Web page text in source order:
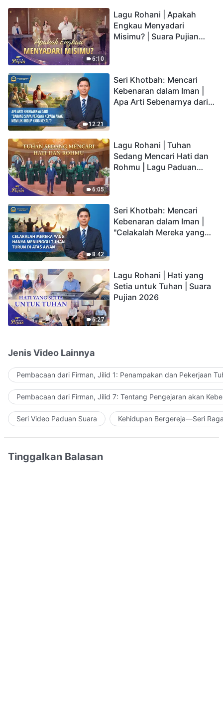
6:10
Lagu Rohani | Apakah
Engkau Menyadari
Misimu? | Suara Pujian
12:21
Seri Khotbah: Mencari
Kebenaran dalam Iman |
Apa Arti Sebenarnya dari
6:05
Lagu Rohani | Tuhan
Sedang Mencari Hati dan
Rohmu | Lagu Paduan
8:42
Seri Khotbah: Mencari
Kebenaran dalam Iman |
"Celakalah Mereka yang
6:27
Lagu Rohani | Hati yang
Setia untuk Tuhan | Suara
Pujian 2026
Jenis Video Lainnya
Pembacaan dari Firman, Jilid 1: Penampakan dan Pekerjaan
Pembacaan dari Firman, Jilid 7: Tentang Pengejaran akan
Seri Video Paduan Suara Kehidupan Bergereja—Seri
Tinggalkan Balasan